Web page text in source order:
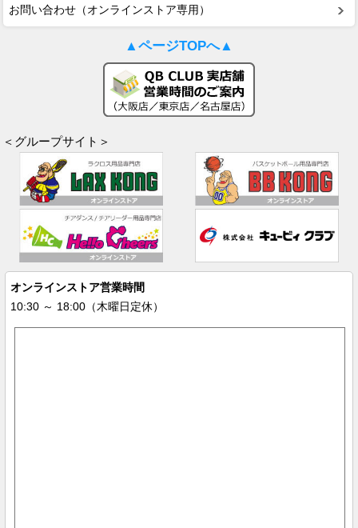
お問い合わせ（オンラインストア専用）
▲ページTOPへ▲
＜グループサイト＞
オンラインストア営業時間
10:30 ～ 18:00（木曜日定休）